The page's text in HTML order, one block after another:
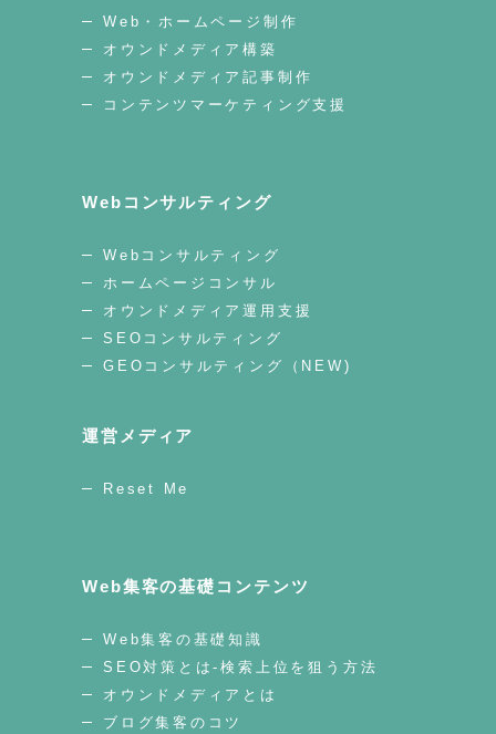
Web・ホームページ制作
オウンドメディア構築
オウンドメディア記事制作
コンテンツマーケティング支援
Webコンサルティング
Webコンサルティング
ホームページコンサル
オウンドメディア運用支援
SEOコンサルティング
GEOコンサルティング（NEW)
運営メディア
Reset Me
Web集客の基礎コンテンツ
Web集客の基礎知識
SEO対策とは-検索上位を狙う方法
オウンドメディアとは
ブログ集客のコツ